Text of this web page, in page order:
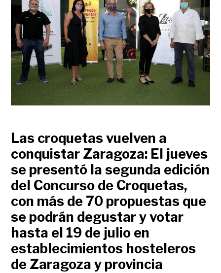
Las croquetas vuelven a
conquistar Zaragoza: El jueves
se presentó la segunda edición
del Concurso de Croquetas,
con más de 70 propuestas que
se podrán degustar y votar
hasta el 19 de julio en
establecimientos hosteleros
de Zaragoza y provincia